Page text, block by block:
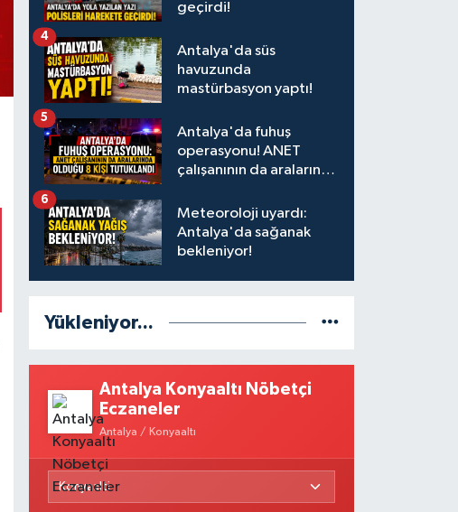
geçirdi!
Antalya'da süs
havuzunda
mastürbasyon yaptı!
4
Antalya'da fuhuş
operasyonu! ANET
çalışanının da aralarında
5
Meteoroloji uyardı:
Antalya'da sağanak
bekleniyor!
6
Yükleniyor...
Antalya Konyaaltı Nöbetçi
Eczaneler
Antalya / Konyaaltı